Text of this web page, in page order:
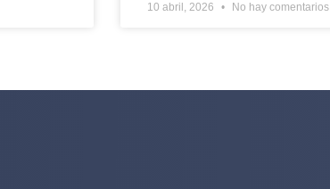
10 abril, 2026 No hay comentarios